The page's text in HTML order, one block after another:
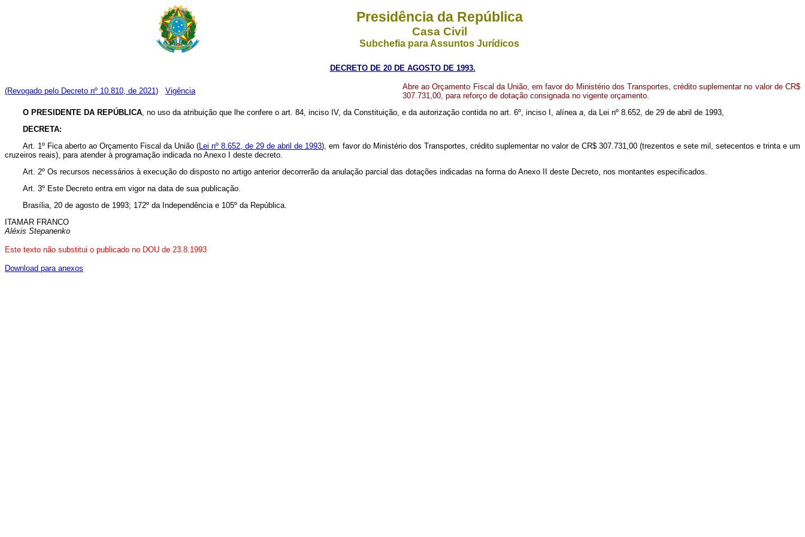
Presidência da República
Casa Civil
Subchefia para Assuntos Jurídicos
DECRETO DE 20 DE AGOSTO DE 1993.
(Revogado pelo Decreto nº 10.810, de 2021) Vigência
Abre ao Orçamento Fiscal da União, em favor do Ministério dos Transportes, crédito suplementar no valor de CR$
307.731,00, para reforço de dotação consignada no vigente orçamento.
O PRESIDENTE DA REPÚBLICA, no uso da atribuição que lhe confere o art. 84, inciso IV, da Constituição, e da autorização contida no art. 6º, inciso I, alínea a, da Lei nº 8.652, de 29 de abril de 1993,
DECRETA:
Art. 1º Fica aberto ao Orçamento Fiscal da União (Lei nº 8.652, de 29 de abril de 1993), em favor do Ministério dos Transportes, crédito suplementar no valor de CR$ 307.731,00 (trezentos e sete mil, setecentos e trinta e um
cruzeiros reais), para atender à programação indicada no Anexo I deste decreto.
Art. 2º Os recursos necessários à execução do disposto no artigo anterior decorrerão da anulação parcial das dotações indicadas na forma do Anexo II deste Decreto, nos montantes especificados.
Art. 3º Este Decreto entra em vigor na data de sua publicação.
Brasília, 20 de agosto de 1993; 172º da Independência e 105º da República.
ITAMAR FRANCO
Aléxis Stepanenko
Este texto não substitui o publicado no DOU de 23.8.1993
Download para anexos